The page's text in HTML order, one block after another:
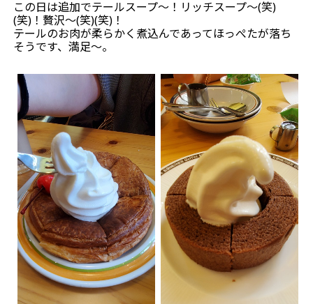
この日は追加でテールスープ～！リッチスープ～(笑)
(笑)！贅沢～(笑)(笑)！
テールのお肉が柔らかく煮込んであってほっぺたが落ち
そうです、満足～。